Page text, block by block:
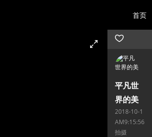
首页
平凡世
界的美
2018-10-1
AM9:15:56
拍摄